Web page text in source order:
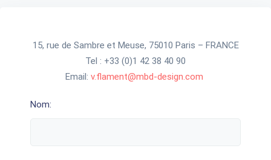
15, rue de Sambre et Meuse, 75010 Paris – FRANCE
Tel : +33 (0)1 42 38 40 90
Email: v.flament@mbd-design.com
Nom: